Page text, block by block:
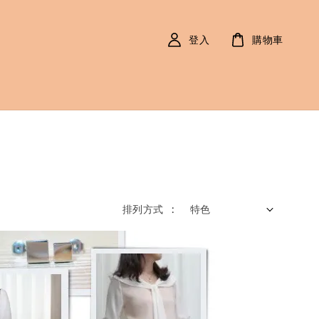
登入 購物車
排列方式 :